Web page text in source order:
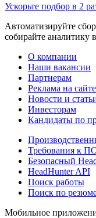
Ускорьте подбор в 2
Автоматизируйте
собирайте аналитику
О компании
Наши вакансии
Партнерам
Реклама на сайте
Новости и
Инвесторам
Кандидаты по
Требования к
Безопасный
HeadHunter API
Поиск работы
Поиск по
Мобильное